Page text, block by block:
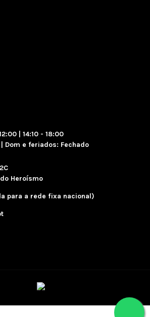
| 14:10 - 18:00
e feriados: Fechado
Heroísmo
para a rede fixa nacional)